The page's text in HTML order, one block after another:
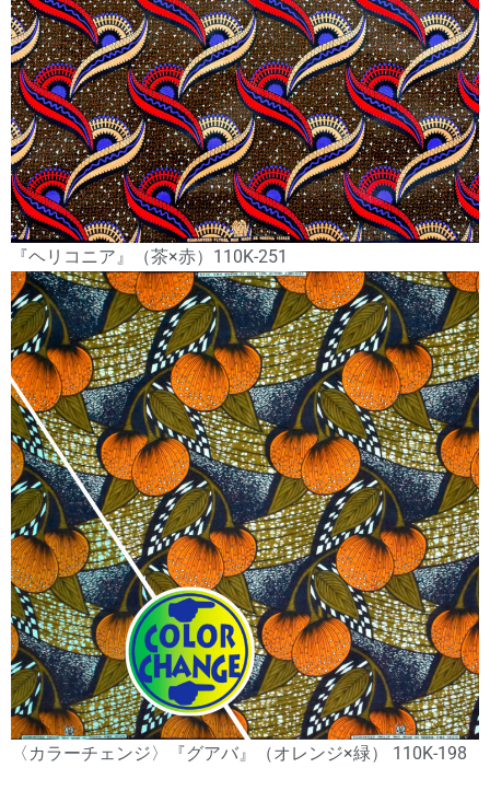
『ヘリコニア』（茶×赤）110K-251
〈カラーチェンジ〉『グアバ』（オレンジ×緑） 110K-198